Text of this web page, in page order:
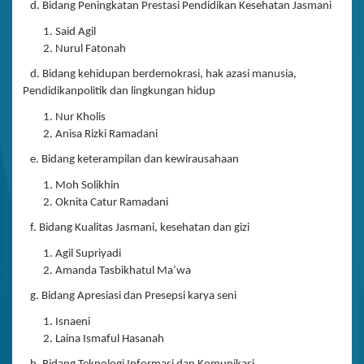
d. Bidang Peningkatan Prestasi Pendidikan Kesehatan Jasmani
Said Agil
Nurul Fatonah
d. Bidang kehidupan berdemokrasi, hak azasi manusia,
Pendidikanpolitik dan lingkungan hidup
Nur Kholis
Anisa Rizki Ramadani
e. Bidang keterampilan dan kewirausahaan
Moh Solikhin
Oknita Catur Ramadani
f. Bidang Kualitas Jasmani, kesehatan dan gizi
Agil Supriyadi
Amanda Tasbikhatul Ma’wa
g. Bidang Apresiasi dan Presepsi karya seni
Isnaeni
Laina Ismaful Hasanah